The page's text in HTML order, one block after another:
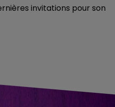
invitations pour son